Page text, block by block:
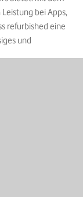
bei Apps,
refurbished eine
und